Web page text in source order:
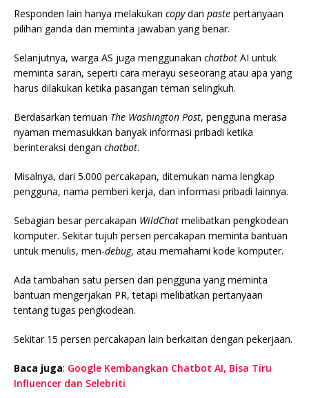
Responden lain hanya melakukan copydan paste pertanyaan
pilihan ganda dan meminta jawaban yang benar.
Selanjutnya, warga AS juga menggunakan chatbot AI untuk
meminta saran, seperti cara merayu seseorang atau apa yang
harus dilakukan ketika pasangan teman selingkuh.
Berdasarkan temuan The Washington Post, pengguna merasa
nyaman memasukkan banyak informasi pribadi ketika
berinteraksi dengan chatbot.
Misalnya, dari 5.000 percakapan, ditemukan nama lengkap
pengguna, nama pemberi kerja, dan informasi pribadi lainnya.
Sebagian besar percakapan WildChat melibatkan pengkodean
komputer. Sekitar tujuh persen percakapan meminta bantuan
untuk menulis, men-debug, atau memahami kode komputer.
Ada tambahan satu persen dari pengguna yang meminta
bantuan mengerjakan PR, tetapi melibatkan pertanyaan
tentang tugas pengkodean.
Sekitar 15 persen percakapan lain berkaitan dengan pekerjaan.
Baca juga: Google Kembangkan Chatbot AI, Bisa Tiru
Influencer dan Selebriti